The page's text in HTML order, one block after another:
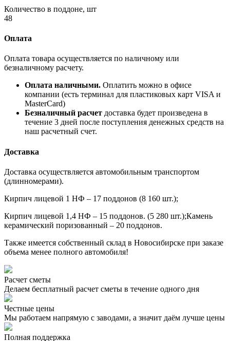
Количество в поддоне, шт
48
Оплата
Оплата товара осуществляется по наличному или
безналичному расчету.
Оплата наличными. Оплатить можно в офисе
компании (есть терминал для пластиковых карт VISA и
MasterCard)
Безналичный расчет доставка будет произведена в
течение 3 дней после поступления денежных средств на
наш расчетный счет.
Доставка
Доставка осуществляется автомобильным транспортом
(длинномерами).
Кирпич лицевой 1 НФ – 17 поддонов (8 160 шт.);
Кирпич лицевой 1,4 НФ – 15 поддонов. (5 280 шт.);Камень
керамический поризованный – 20 поддонов.
Также имеется собственный склад в Новосибирске при заказе
объема менее полного автомобиля!
Расчет сметы
Делаем бесплатный расчет сметы в течение одного дня
Честные цены
Мы работаем напрямую с заводами, а значит даём лучше цены
Полная поддержка